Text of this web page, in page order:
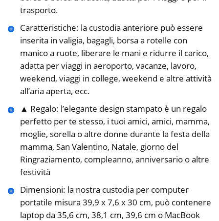
trasporto.
Caratteristiche: la custodia anteriore può essere
inserita in valigia, bagagli, borsa a rotelle con
manico a ruote, liberare le mani e ridurre il carico,
adatta per viaggi in aeroporto, vacanze, lavoro,
weekend, viaggi in college, weekend e altre attività
all’aria aperta, ecc.
▲ Regalo: l’elegante design stampato è un regalo
perfetto per te stesso, i tuoi amici, amici, mamma,
moglie, sorella o altre donne durante la festa della
mamma, San Valentino, Natale, giorno del
Ringraziamento, compleanno, anniversario o altre
festività
Dimensioni: la nostra custodia per computer
portatile misura 39,9 x 7,6 x 30 cm, può contenere
laptop da 35,6 cm, 38,1 cm, 39,6 cm o MacBook